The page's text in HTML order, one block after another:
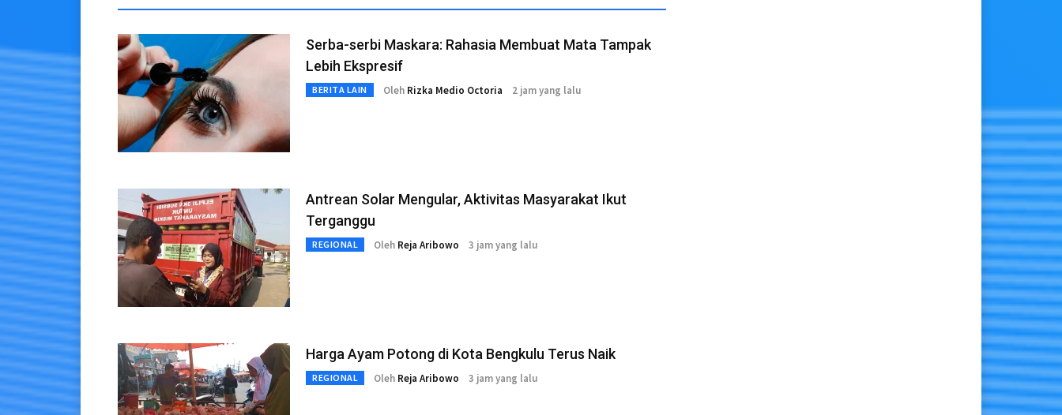
Serba-serbi Maskara: Rahasia Membuat Mata Tampak
Lebih Ekspresif
BERITA LAIN Oleh Rizka Medio Octoria 2 jam yang lalu
Antrean Solar Mengular, Aktivitas Masyarakat Ikut
Terganggu
REGIONAL Oleh Reja Aribowo 3 jam yang lalu
Harga Ayam Potong di Kota Bengkulu Terus Naik
REGIONAL Oleh Reja Aribowo 3 jam yang lalu